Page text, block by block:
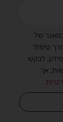
של
טיפול
לבקש
אך
.